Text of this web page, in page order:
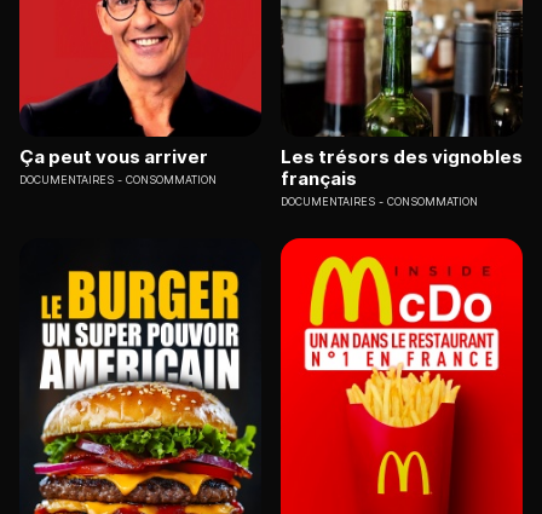
Ça peut vous arriver
DOCUMENTAIRES CONSOMMATION
Les trésors des vignobles
français
DOCUMENTAIRES CONSOMMATION